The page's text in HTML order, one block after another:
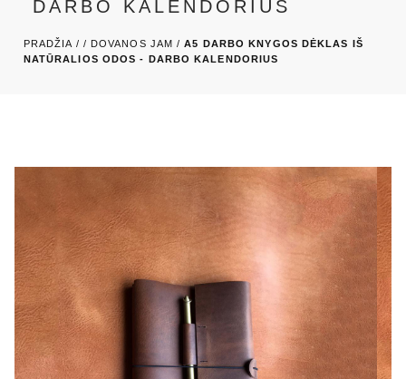
DARBO KALENDORIUS
PRADŽIA / / DOVANOS JAM /A5 DARBO KNYGOS DĖKLAS IŠ
NATŪRALIOS ODOS - DARBO KALENDORIUS